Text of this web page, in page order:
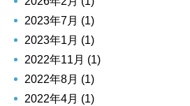
2023年7月 (1)
2023年1月 (1)
2022年11月 (1)
2022年8月 (1)
2022年4月 (1)